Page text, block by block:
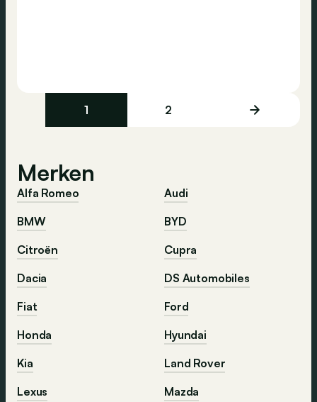
1 2
Merken
Alfa Romeo
Audi
BMW
BYD
Citroën
Cupra
Dacia
DS Automobiles
Fiat
Ford
Honda
Hyundai
Kia
Land Rover
Lexus
Mazda